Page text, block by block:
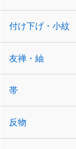
付け下げ・小紋
友禅・紬
帯
反物